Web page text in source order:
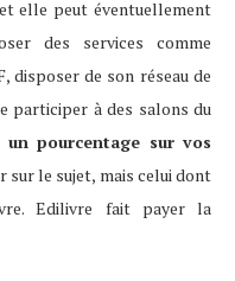
elle peut éventuellement
des services comme
disposer de son réseau de
participer à des salons du
un pourcentage sur vos
sur le sujet, mais celui dont
Edilivre fait payer la